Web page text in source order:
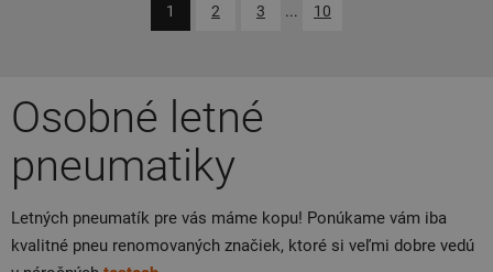
1 2 3 ... 10
Osobné letné
pneumatiky
Letných pneumatík pre vás máme kopu! Ponúkame vám iba
kvalitné pneu renomovaných značiek, ktoré si veľmi dobre vedú